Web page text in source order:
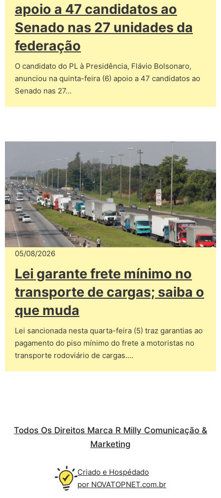
apoio a 47 candidatos ao
Senado nas 27 unidades da
federação
O candidato do PL à Presidência, Flávio Bolsonaro,
anunciou na quinta-feira (6) apoio a 47 candidatos ao
Senado nas 27…
05/08/2026
Lei garante frete mínimo no
transporte de cargas; saiba o
que muda
Lei sancionada nesta quarta-feira (5) traz garantias ao
pagamento do piso mínimo do frete a motoristas no
transporte rodoviário de cargas.…
Todos Os Direitos Marca R Milly Comunicação &
Marketing
Criado e Hospédado
por NOVATOPNET.com.br